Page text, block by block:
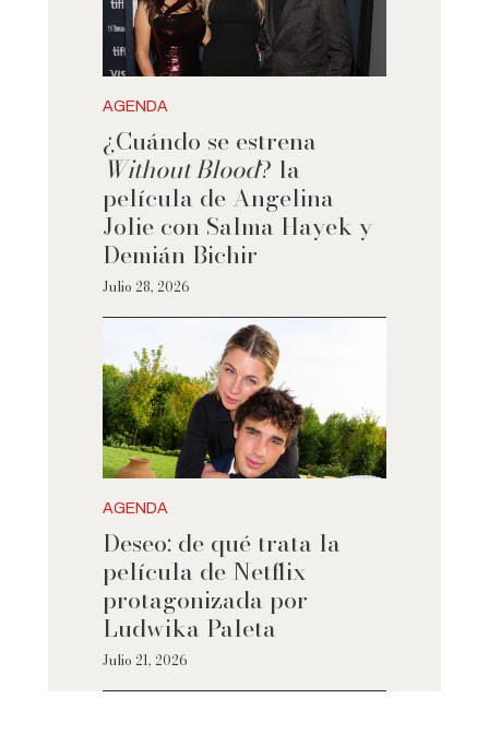
AGENDA
¿Cuándo se estrena
Without Blood? la
película de Angelina
Jolie con Salma Hayek y
Demián Bichir
Julio 28, 2026
AGENDA
Deseo: de qué trata la
película de Netflix
protagonizada por
Ludwika Paleta
Julio 21, 2026